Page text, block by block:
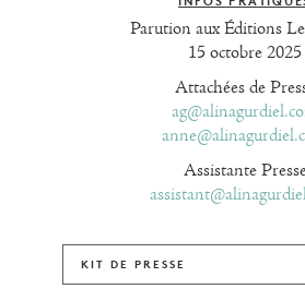
Parution aux Éditions
15 octobre 2025
Attachées de
Assistante
KIT DE PRESSE